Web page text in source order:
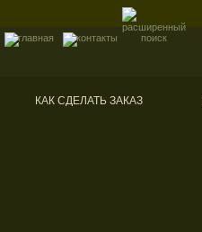
КАК СДЕЛАТЬ ЗАКАЗ